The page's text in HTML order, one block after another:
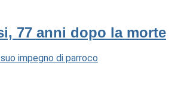
77 anni dopo la morte
impegno di parroco